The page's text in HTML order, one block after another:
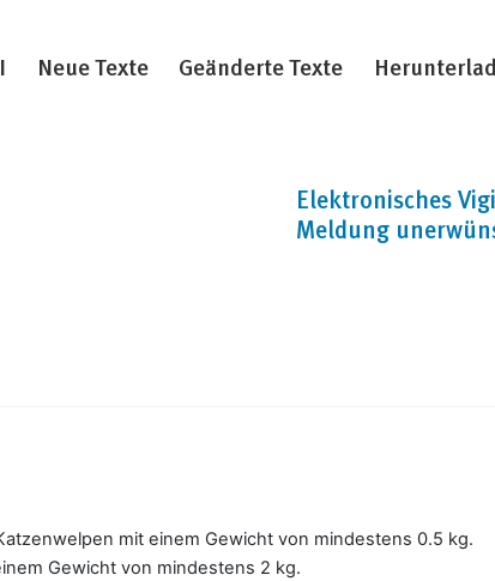
Neue Texte Geänderte Texte
Elektronisches
Meldung